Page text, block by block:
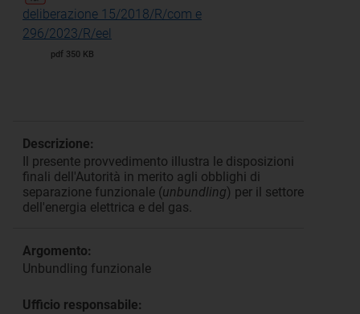
deliberazione 15/2018/R/com e
296/2023/R/eel
pdf 350 KB
Descrizione:
Il presente provvedimento illustra le disposizioni
finali dell'Autorità in merito agli obblighi di
separazione funzionale (unbundling) per il settore
dell'energia elettrica e del gas.
Argomento:
Unbundling funzionale
Ufficio responsabile: